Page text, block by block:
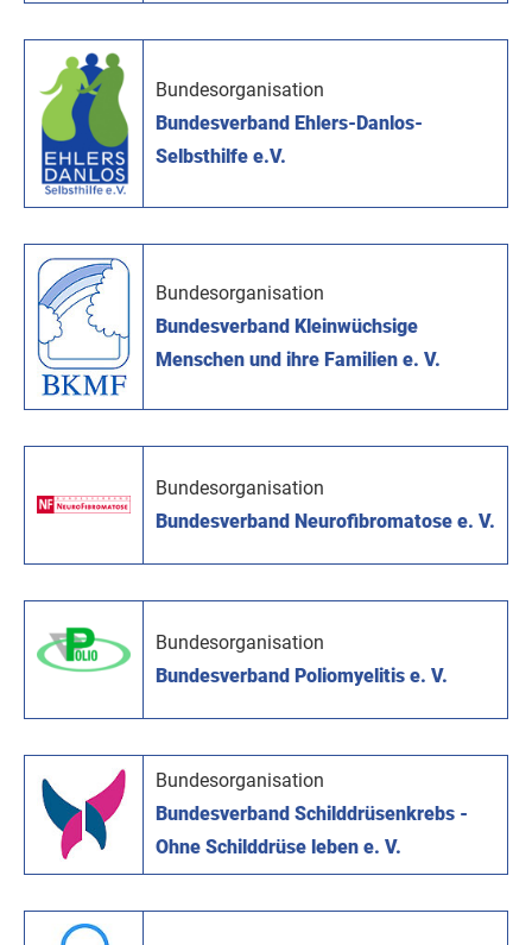
Bundesorganisation
Bundesverband Ehlers-Danlos-
Selbsthilfe e.V.
Bundesorganisation
Bundesverband Kleinwüchsige
Menschen und ihre Familien e. V.
Bundesorganisation
Bundesverband Neurofibromatose e. V.
Bundesorganisation
Bundesverband Poliomyelitis e. V.
Bundesorganisation
Bundesverband Schilddrüsenkrebs -
Ohne Schilddrüse leben e. V.